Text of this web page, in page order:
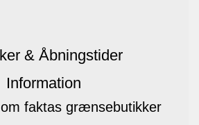
& Åbningstider
Information
faktas grænsebutikker